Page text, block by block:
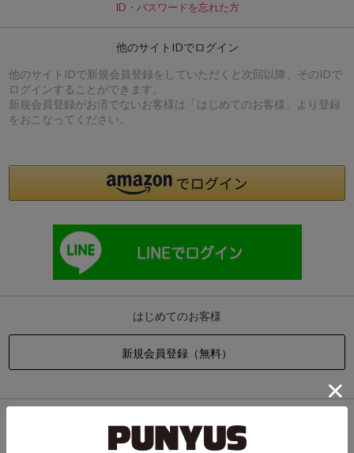
ID・パスワードを忘れた方
他のサイトIDでログイン
他のサイトIDで新規会員登録をしていただくと次回以降、そのIDで
ログインすることができます。
新規会員登録がお済でないお客様は「はじめてのお客様」より登録
をおこなってください。
はじめてのお客様
他のサイトIDで新規会員登録をしていただくと次回以降、そのIDで